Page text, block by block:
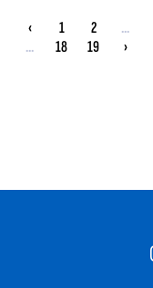
‹ 1 2 ...
...
18 19 ›